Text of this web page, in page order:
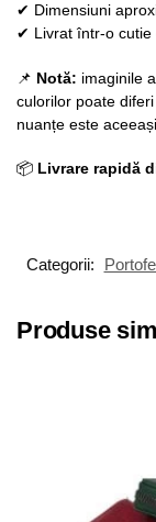
✔ Dimensiuni
✔ Livrat într-o cutie
📌 Notă: imaginile
culorilor poate
nuanțe este aceeași.
📦 Livrare rapidă
Categorii:
Produse